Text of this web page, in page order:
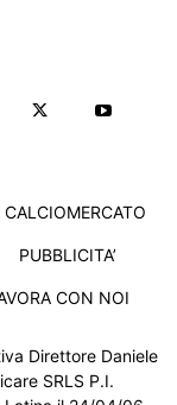
CALCIOMERCATO
PUBBLICITA’
CON NOI
Direttore Daniele
SRLS P.I.